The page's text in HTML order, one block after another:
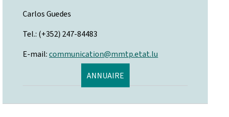
Carlos Guedes
Tel.: (+352) 247-84483
E-mail:communication@mmtp.etat.lu
ANNUAIRE